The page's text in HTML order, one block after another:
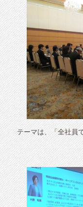
テーマは、「全社員